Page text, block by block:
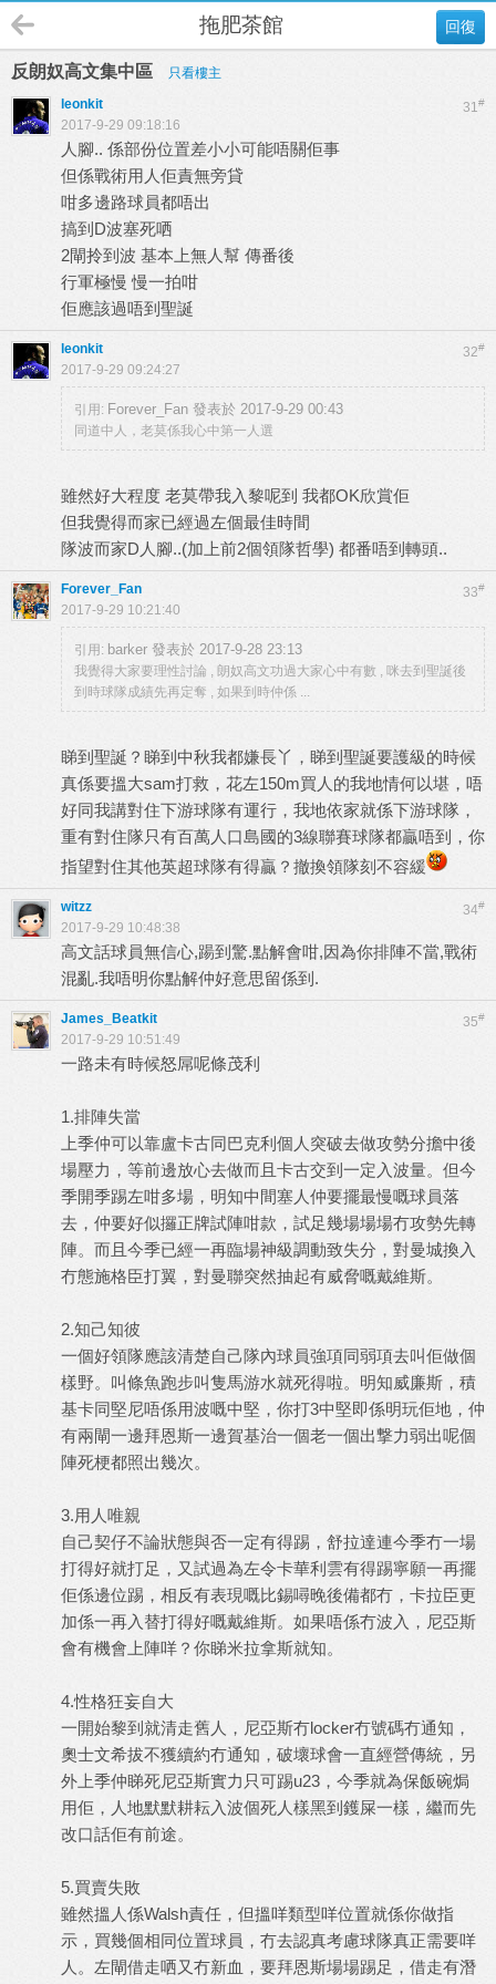
回復
拖肥茶館
反朗奴高文集中區 只看樓主
31#
leonkit
2017-9-29 09:18:16
人腳.. 係部份位置差小小可能唔關佢事
但係戰術用人佢責無旁貸
咁多邊路球員都唔出
搞到D波塞死哂
2閘拎到波 基本上無人幫 傳番後
行軍極慢 慢一拍咁
佢應該過唔到聖誕
32#
leonkit
2017-9-29 09:24:27
引用: Forever_Fan 發表於 2017-9-29 00:43
同道中人，老莫係我心中第一人選
雖然好大程度 老莫帶我入黎呢到 我都OK欣賞佢
但我覺得而家已經過左個最佳時間
隊波而家D人腳..(加上前2個領隊哲學) 都番唔到轉頭..
33#
Forever_Fan
2017-9-29 10:21:40
引用: barker 發表於 2017-9-28 23:13
我覺得大家要理性討論 , 朗奴高文功過大家心中有數 , 咪去到聖誕後
到時球隊成績先再定奪 , 如果到時仲係 ...
睇到聖誕？睇到中秋我都嫌長丫，睇到聖誕要護級的時候
真係要搵大sam打救，花左150m買人的我地情何以堪，唔
好同我講對住下游球隊有運行，我地依家就係下游球隊，
重有對住隊只有百萬人口島國的3線聯賽球隊都贏唔到，你
指望對住其他英超球隊有得贏？撤換領隊刻不容緩
34#
witzz
2017-9-29 10:48:38
高文話球員無信心,踼到驚.點解會咁,因為你排陣不當,戰術
混亂.我唔明你點解仲好意思留係到.
35#
James_Beatkit
2017-9-29 10:51:49
一路未有時候怒屌呢條茂利
1.排陣失當
上季仲可以靠盧卡古同巴克利個人突破去做攻勢分擔中後
場壓力，等前邊放心去做而且卡古交到一定入波量。但今
季開季踢左咁多場，明知中間塞人仲要擺最慢嘅球員落
去，仲要好似攞正牌試陣咁款，試足幾場場場冇攻勢先轉
陣。而且今季已經一再臨場神級調動致失分，對曼城換入
冇態施格臣打翼，對曼聯突然抽起有威脅嘅戴維斯。
2.知己知彼
一個好領隊應該清楚自己隊內球員強項同弱項去叫佢做個
樣野。叫條魚跑步叫隻馬游水就死得啦。明知威廉斯，積
基卡同堅尼唔係用波嘅中堅，你打3中堅即係明玩佢地，仲
有兩閘一邊拜恩斯一邊賀基治一個老一個出撃力弱出呢個
陣死梗都照出幾次。
3.用人唯親
自己契仔不論狀態與否一定有得踢，舒拉達連今季冇一場
打得好就打足，又試過為左令卡華利雲有得踢寧願一再擺
佢係邊位踢，相反有表現嘅比錫噚晚後備都冇，卡拉臣更
加係一再入替打得好嘅戴維斯。如果唔係冇波入，尼亞斯
會有機會上陣咩？你睇米拉拿斯就知。
4.性格狂妄自大
一開始黎到就清走舊人，尼亞斯冇locker冇號碼冇通知，
奧士文希拔不獲續約冇通知，破壞球會一直經營傳統，另
外上季仲睇死尼亞斯實力只可踢u23，今季就為保飯碗焗
用佢，人地默默耕耘入波個死人樣黑到鑊屎一樣，繼而先
改口話佢有前途。
5.買賣失敗
雖然搵人係Walsh責任，但搵咩類型咩位置就係你做指
示，買幾個相同位置球員，冇去認真考慮球隊真正需要咩
人。左閘借走哂又冇新血，要拜恩斯場場踢足，借走有潛